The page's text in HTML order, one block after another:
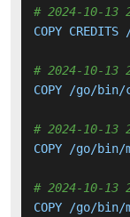
# 2024-10-13
COPY
# 2024-10-13
COPY /go/
# 2024-10-13
COPY /go/
# 2024-10-13
COPY /go/